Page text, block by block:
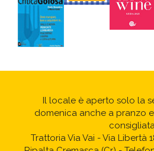
Il locale è aperto solo la
domenica anche a pranzo
Trattoria Via Vai - Via Libertà